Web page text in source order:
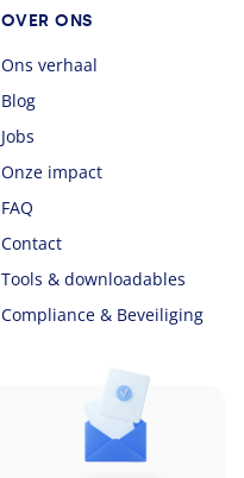
OVER ONS
Ons verhaal
Blog
Jobs
Onze impact
FAQ
Contact
Tools & downloadables
Compliance & Beveiliging